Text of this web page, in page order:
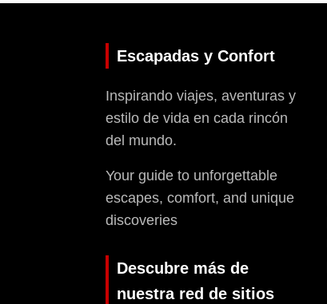
Escapadas y Confort
Inspirando viajes, aventuras y
estilo de vida en cada rincón
del mundo.
Your guide to unforgettable
escapes, comfort, and unique
discoveries
Descubre más de
nuestra red de sitios